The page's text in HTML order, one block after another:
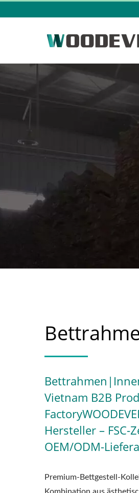
Vietnam B2B
Hersteller – FSC-
OEM/ODM-
Premium-Bettgestell-